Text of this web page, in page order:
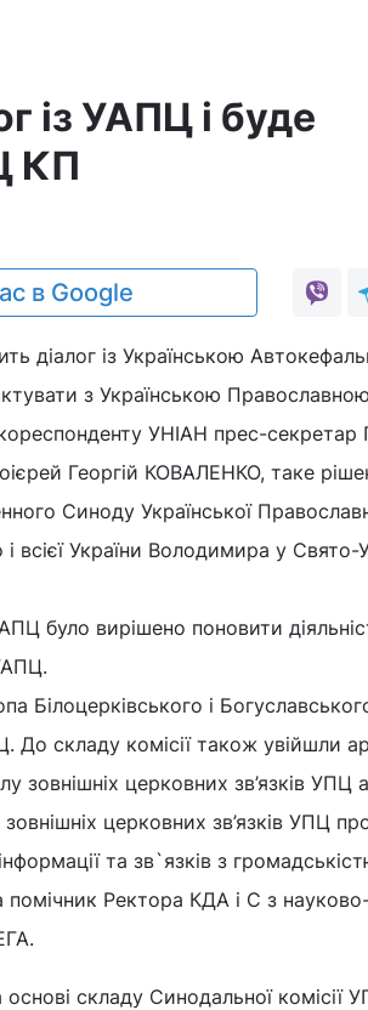
із УАПЦ і буде
КП
в Google
діалог із Українською
з Українською
УНІАН прес-секретар
Георгій КОВАЛЕНКО, таке
Синоду Української
всієї України Володимира у Свято-
було вирішено поновити
Білоцерківського і
складу комісії також увійшли
зовнішніх церковних зв’язків УПЦ
церковних зв’язків УПЦ
та зв`язків з
Ректора КДА і С з
складу Синодальної комісії